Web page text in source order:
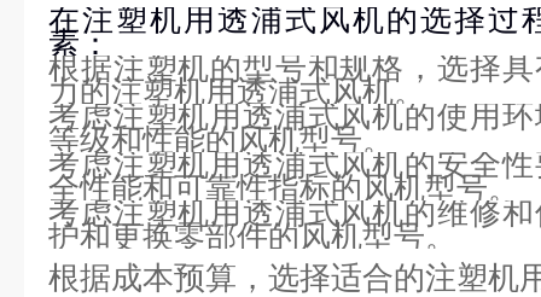
在注塑机用透浦式风机的选择过
素：
根据注塑机的型号和规格，选择
力的注塑机用透浦式风机。
考虑注塑机用透浦式风机的使用
等级和性能的风机型号。
考虑注塑机用透浦式风机的安全
全性能和可靠性指标的风机型号。
考虑注塑机用透浦式风机的维修
护和更换零部件的风机型号。
根据成本预算，选择适合的注塑机